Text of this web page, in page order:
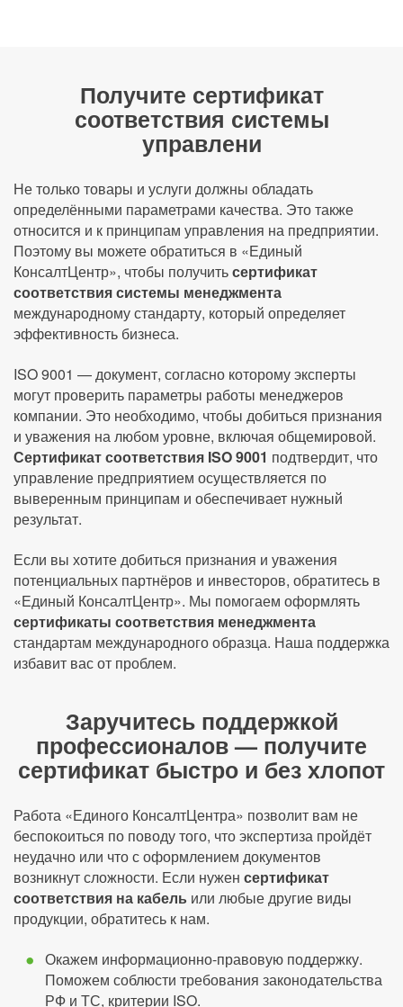
Получите сертификат
соответствия системы
управлени
Не только товары и услуги должны обладать
определёнными параметрами качества. Это также
относится и к принципам управления на предприятии.
Поэтому вы можете обратиться в «Единый
КонсалтЦентр», чтобы получитьсертификат
соответствия системы менеджмента
международному стандарту, который определяет
эффективность бизнеса.
ISO 9001 — документ, согласно которому эксперты
могут проверить параметры работы менеджеров
компании. Это необходимо, чтобы добиться признания
и уважения на любом уровне, включая общемировой.
Сертификат соответствия ISO 9001 подтвердит, что
управление предприятием осуществляется по
выверенным принципам и обеспечивает нужный
результат.
Если вы хотите добиться признания и уважения
потенциальных партнёров и инвесторов, обратитесь в
«Единый КонсалтЦентр». Мы помогаем оформлять
сертификаты соответствия менеджмента
стандартам международного образца. Наша поддержка
избавит вас от проблем.
Заручитесь поддержкой
профессионалов — получите
сертификат быстро и без хлопот
Работа «Единого КонсалтЦентра» позволит вам не
беспокоиться по поводу того, что экспертиза пройдёт
неудачно или что с оформлением документов
возникнут сложности. Если нужен сертификат
соответствия на кабель или любые другие виды
продукции, обратитесь к нам.
Окажем информационно-правовую поддержку.
Поможем соблюсти требования законодательства
РФ и ТС, критерии ISO.